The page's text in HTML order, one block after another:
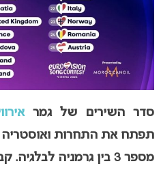
סדר השירים של גמר
תפתח את התחרות ואוסטריה
מספר 3 בין גרמניה לבלגיה. קבלו את הרשימה המלאה.